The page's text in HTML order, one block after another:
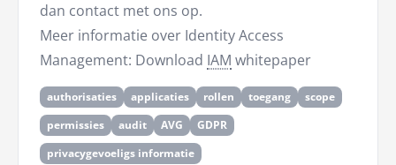
dan contact met ons op.
Meer informatie over Identity Access
Management: Download IAM whitepaper
authorisaties applicaties rollen toegang
scope
permissies
audit AVG
GDPR
privacygevoeligs informatie